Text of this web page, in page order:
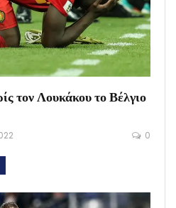
Λουκάκου το Βέλγιο
0